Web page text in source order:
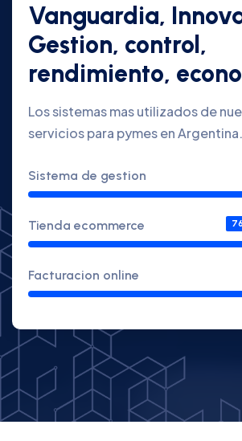
Vanguardia,
Gestion, control,
rendimiento,
Los sistemas mas utilizados de
servicios para pymes en Argentina.
Sistema de gestion
Tienda ecommerce
Facturacion online